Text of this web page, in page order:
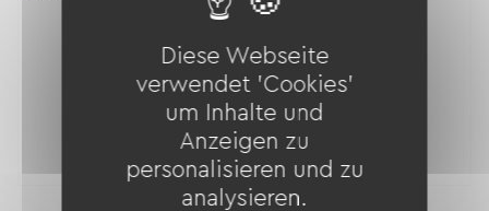
Diese Webseite
verwendet 'Cookies'
um Inhalte und
Anzeigen zu
personalisieren und zu
analysieren.